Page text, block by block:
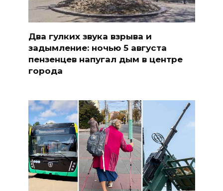
Два гулких звука взрыва и
задымление: ночью 5 августа
пензенцев напугал дым в центре
города